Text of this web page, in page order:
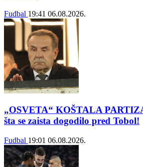
Fudbal 19:41 06.08.2026.
„OSVETA“ KOŠTALA
šta se zaista dogodilo pred Tobol!
Fudbal 19:01 06.08.2026.